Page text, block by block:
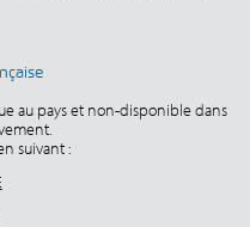
au pays et non-disponible dans
suivant :